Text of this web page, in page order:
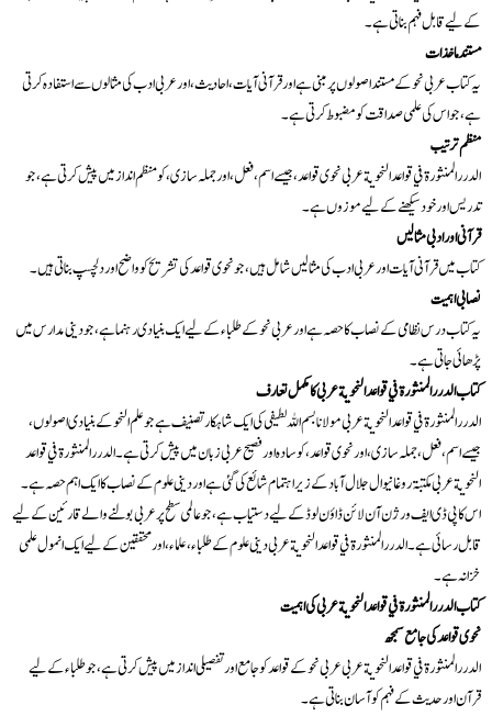
کے لیے قابل فہم بناتی ہے۔
مستند ماخذات
یہ کتاب عربی نحو کے مستند اصولوں پر مبنی ہے اور قرآنی آیات، احادیث، اور عربی ادب کی مثالوں سے استفادہ کرتی
ہے، جو اس کی علمی صداقت کو مضبوط کرتی ہے۔
منظم ترتیب
الدرر المنثورة في قواعد النحوية عربی نحوی قواعد، جیسے اسم، فعل، اور جملہ سازی، کو منظم انداز میں پیش کرتی ہے، جو
تدریس اور خود سیکھنے کے لیے موزوں ہے۔
قرآنی اور ادبی مثالیں
کتاب میں قرآنی آیات اور عربی ادب کی مثالیں شامل ہیں، جو نحوی قواعد کی تشریح کو واضح اور دلچسپ بناتی ہیں۔
نصابی اہمیت
یہ کتاب درس نظامی کے نصاب کا حصہ ہے اور عربی نحو کے طلباء کے لیے ایک بنیادی رہنما ہے، جو دینی مدارس میں
پڑھائی جاتی ہے۔
کتاب الدرر المنثورة في قواعد النحوية عربی کا مکمل تعارف
الدرر المنثورة في قواعد النحوية عربی مولانا بسم اللہ لطیفی کی ایک شاہکار تصنیف ہے جو علم النحو کے بنیادی اصولوں،
جیسے اسم، فعل، جملہ سازی، اور نحوی قواعد، کو سادہ اور فصیح عربی زبان میں پیش کرتی ہے۔ الدرر المنثورة في قواعد
النحوية عربی مکتبۃ روغانیوال جلال آباد کے زیر اہتمام شائع کی گئی ہے اور دینی علوم کے نصاب کا ایک اہم حصہ ہے۔
اس کا پی ڈی ایف ورژن آن لائن ڈاؤن لوڈ کے لیے دستیاب ہے، جو عالمی سطح پر عربی بولنے والے قارئین کے لیے
قابل رسائی ہے۔ الدرر المنثورة في قواعد النحوية عربی دینی علوم کے طلباء، علماء، اور محققین کے لیے ایک انمول علمی
خزانہ ہے۔
کتاب الدرر المنثورة في قواعد النحوية عربی کی اہمیت
نحوی قواعد کی جامع سمجھ
الدرر المنثورة في قواعد النحوية عربی عربی نحو کے قواعد کو جامع اور تفصیلی انداز میں پیش کرتی ہے، جو طلباء کے لیے
قرآن اور حدیث کے فہم کو آسان بناتی ہے۔